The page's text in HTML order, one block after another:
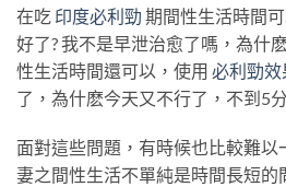
在吃 印度必利勁 期間性生活時間
好了? 我不是早泄治愈了嗎，為什
性生活時間還可以，使用 必利勁效
了，為什麽今天又不行了，不到5
面對這些問題，有時候也比較難
妻之間性生活不單純是時間長短